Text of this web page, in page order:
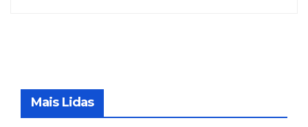
Mais Lidas